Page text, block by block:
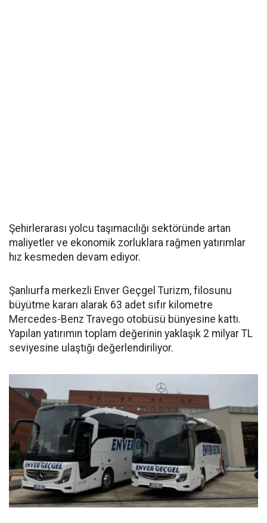
Şehirlerarası yolcu taşımacılığı sektöründe artan
maliyetler ve ekonomik zorluklara rağmen yatırımlar
hız kesmeden devam ediyor.
Şanlıurfa merkezli Enver Geçgel Turizm, filosunu
büyütme kararı alarak 63 adet sıfır kilometre
Mercedes-Benz Travego otobüsü bünyesine kattı.
Yapılan yatırımın toplam değerinin yaklaşık 2 milyar TL
seviyesine ulaştığı değerlendiriliyor.